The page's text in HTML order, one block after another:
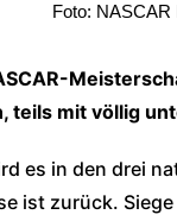
Foto: NASCAR
teils mit völlig
es in den drei
ist zurück.